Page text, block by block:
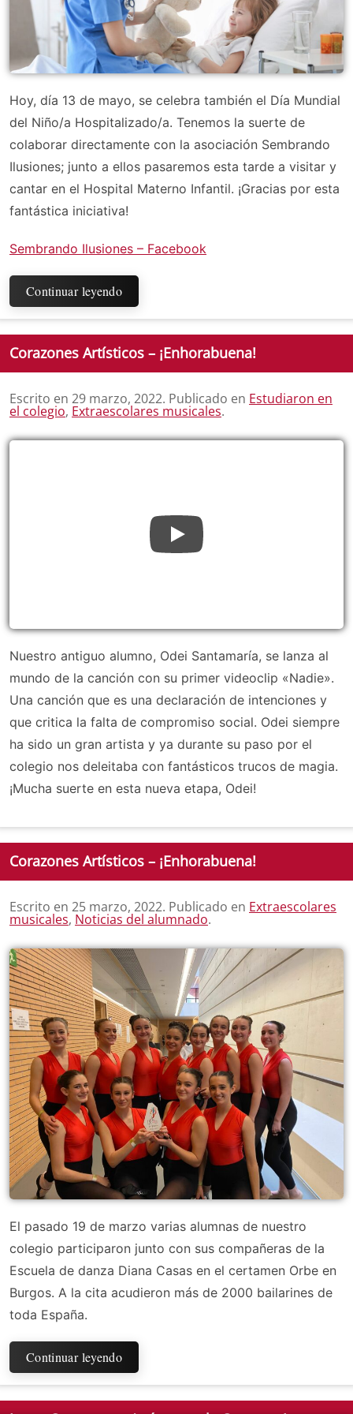
Hoy, día 13 de mayo, se celebra también el Día Mundial
del Niño/a Hospitalizado/a. Tenemos la suerte de
colaborar directamente con la asociación Sembrando
Ilusiones; junto a ellos pasaremos esta tarde a visitar y
cantar en el Hospital Materno Infantil. ¡Gracias por esta
fantástica iniciativa!
Sembrando Ilusiones – Facebook
Continuar leyendo
Corazones Artísticos – ¡Enhorabuena!
Escrito en 29 marzo, 2022. Publicado en Estudiaron en
el colegio, Extraescolares musicales.
Nuestro antiguo alumno, Odei Santamaría, se lanza al
mundo de la canción con su primer videoclip «Nadie».
Una canción que es una declaración de intenciones y
que critica la falta de compromiso social. Odei siempre
ha sido un gran artista y ya durante su paso por el
colegio nos deleitaba con fantásticos trucos de magia.
¡Mucha suerte en esta nueva etapa, Odei!
Corazones Artísticos – ¡Enhorabuena!
Escrito en 25 marzo, 2022. Publicado en Extraescolares
musicales, Noticias del alumnado.
El pasado 19 de marzo varias alumnas de nuestro
colegio participaron junto con sus compañeras de la
Escuela de danza Diana Casas en el certamen Orbe en
Burgos. A la cita acudieron más de 2000 bailarines de
toda España.
Continuar leyendo